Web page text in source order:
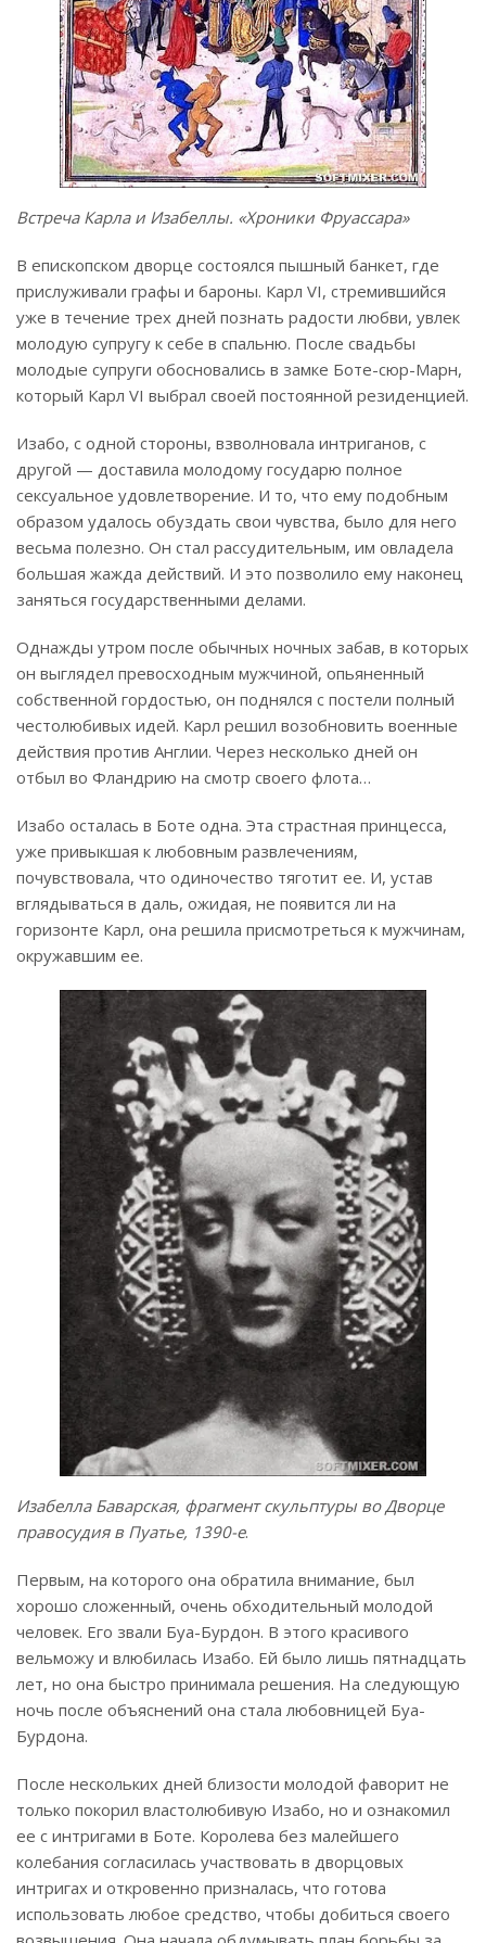
Встреча Карла и Изабеллы. «Хроники Фруассара»
В епископском дворце состоялся пышный банкет, где
прислуживали графы и бароны. Карл VI, стремившийся
уже в течение трех дней познать радости любви, увлек
молодую супругу к себе в спальню. После свадьбы
молодые супруги обосновались в замке Боте-сюр-Марн,
который Карл VI выбрал своей постоянной резиденцией.
Изабо, с одной стороны, взволновала интриганов, с
другой — доставила молодому государю полное
сексуальное удовлетворение. И то, что ему подобным
образом удалось обуздать свои чувства, было для него
весьма полезно. Он стал рассудительным, им овладела
большая жажда действий. И это позволило ему наконец
заняться государственными делами.
Однажды утром после обычных ночных забав, в которых
он выглядел превосходным мужчиной, опьяненный
собственной гордостью, он поднялся с постели полный
честолюбивых идей. Карл решил возобновить военные
действия против Англии. Через несколько дней он
отбыл во Фландрию на смотр своего флота…
Изабо осталась в Боте одна. Эта страстная принцесса,
уже привыкшая к любовным развлечениям,
почувствовала, что одиночество тяготит ее. И, устав
вглядываться в даль, ожидая, не появится ли на
горизонте Карл, она решила присмотреться к мужчинам,
окружавшим ее.
Изабелла Баварская, фрагмент скульптуры во Дворце
правосудия в Пуатье, 1390-е.
Первым, на которого она обратила внимание, был
хорошо сложенный, очень обходительный молодой
человек. Его звали Буа-Бурдон. В этого красивого
вельможу и влюбилась Изабо. Ей было лишь пятнадцать
лет, но она быстро принимала решения. На следующую
ночь после объяснений она стала любовницей Буа-
Бурдона.
После нескольких дней близости молодой фаворит не
только покорил властолюбивую Изабо, но и ознакомил
ее с интригами в Боте. Королева без малейшего
колебания согласилась участвовать в дворцовых
интригах и откровенно призналась, что готова
использовать любое средство, чтобы добиться своего